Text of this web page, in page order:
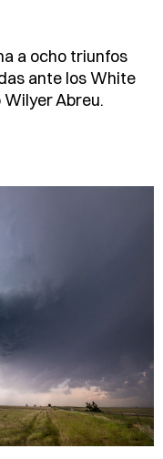
a ocho triunfos
ante los White
Abreu.